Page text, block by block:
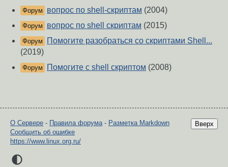
Форум вопрос по shell-скриптам (2004)
Форум вопрос по shell скриптам (2015)
Форум
Помогите разобраться со скриптами Shell...
(2019)
Форум Помогите с shell скриптом (2008)
Вверх
О Сервере - Правила форума- Разметка Markdown
Сообщить об ошибке
https://www.linux.org.ru/